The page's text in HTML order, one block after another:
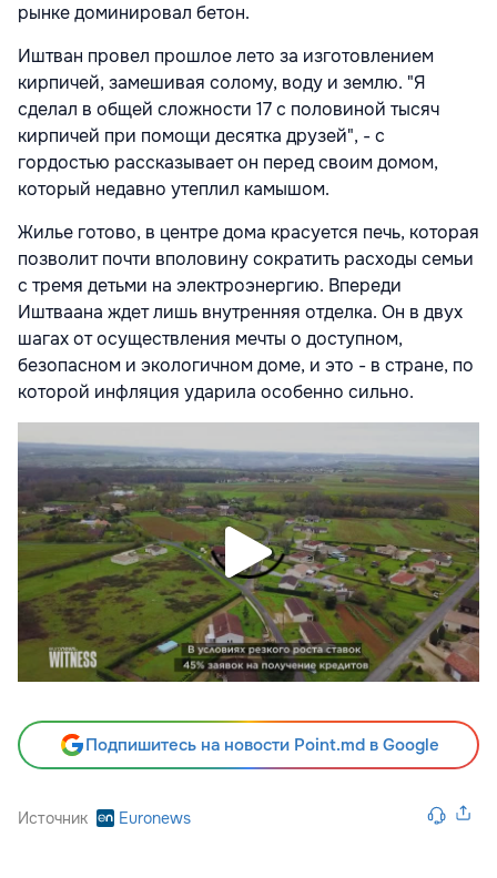
рынке доминировал бетон.
Иштван провел прошлое лето за изготовлением
кирпичей, замешивая солому, воду и землю. "Я
сделал в общей сложности 17 с половиной тысяч
кирпичей при помощи десятка друзей", - с
гордостью рассказывает он перед своим домом,
который недавно утеплил камышом.
Жилье готово, в центре дома красуется печь, которая
позволит почти вполовину сократить расходы семьи
с тремя детьми на электроэнергию. Впереди
Иштваана ждет лишь внутренняя отделка. Он в двух
шагах от осуществления мечты о доступном,
безопасном и экологичном доме, и это - в стране, по
которой инфляция ударила особенно сильно.
Подпишитесь на новости Point.md в Google
Источник Euronews